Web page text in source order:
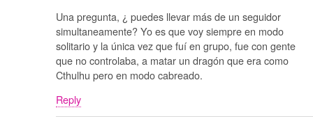
Una pregunta, ¿ puedes llevar más de un seguidor
simultaneamente? Yo es que voy siempre en modo
solitario y la única vez que fuí en grupo, fue con gente
que no controlaba, a matar un dragón que era como
Cthulhu pero en modo cabreado.
Reply